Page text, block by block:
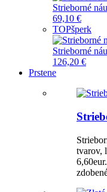
Strieborné
69,10 €
TOPšperk
Strieborné
126,20 €
Prstene
tvarov,